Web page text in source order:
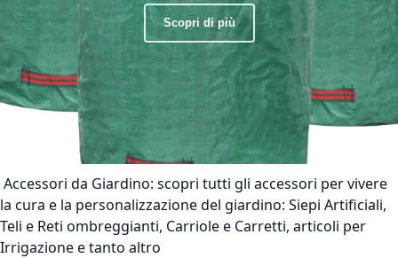
Scopri di più
Accessori da Giardino: scopri tutti gli accessori per vivere
la cura e la personalizzazione del giardino: Siepi Artificiali,
Teli e Reti ombreggianti, Carriole e Carretti, articoli per
Irrigazione e tanto altro